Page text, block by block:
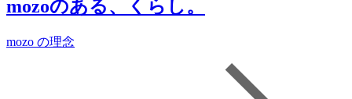
mozoのある、くらし。
mozo の理念